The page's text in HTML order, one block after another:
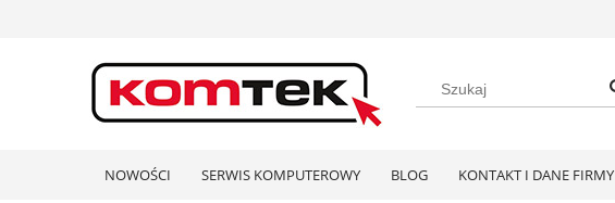
NOWOŚCI SERWIS KOMPUTEROWY BLOG KONTAKT I DANE FIRMY